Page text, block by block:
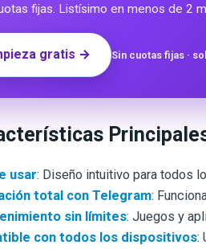
fijas. Listísimo en menos de 2
gratis → Sin cuotas fijas ·
usar: Diseño intuitivo para todos
total con Telegram:
sin límites: Juegos y
con todos los dispositivos: